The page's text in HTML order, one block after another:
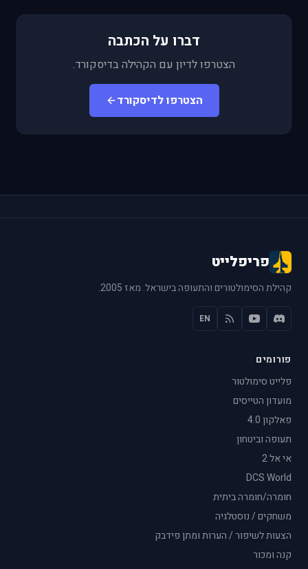
דברו על הכתבה
הצטרפו לדיון עם הקהילה בדיסקורד.
הצטרפו לדיסקורד
פריפלייט
קהילת הסימולטורים והתעופה בישראל. מאז 2005.
EN
פורומים
פלייט סימולטור
מועדון הטייסים
פאלקון 4.0
תעופה וביטחון
אי אל 2
DCS World
חומרה/חומרה ביתית
משחקים / נוסטלגיה
הצעות לשיפור / הערות ומתן פידבק
קנה ומכור